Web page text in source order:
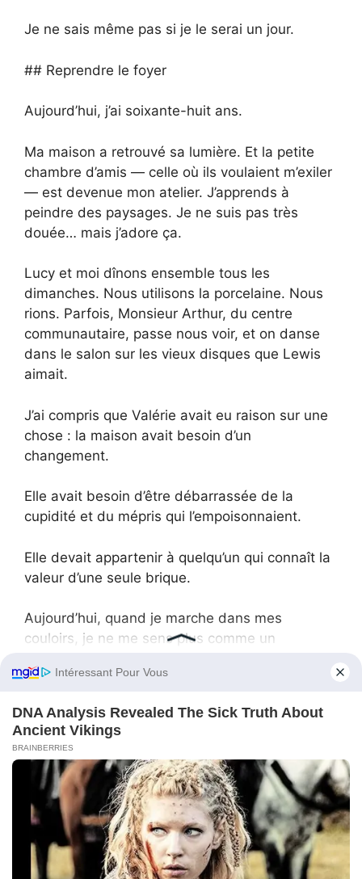
Je ne sais même pas si je le serai un jour.
## Reprendre le foyer
Aujourd’hui, j’ai soixante-huit ans.
Ma maison a retrouvé sa lumière. Et la petite
chambre d’amis — celle où ils voulaient m’exiler
— est devenue mon atelier. J’apprends à
peindre des paysages. Je ne suis pas très
douée… mais j’adore ça.
Lucy et moi dînons ensemble tous les
dimanches. Nous utilisons la porcelaine. Nous
rions. Parfois, Monsieur Arthur, du centre
communautaire, passe nous voir, et on danse
dans le salon sur les vieux disques que Lewis
aimait.
J’ai compris que Valérie avait eu raison sur une
chose : la maison avait besoin d’un
changement.
Elle avait besoin d’être débarrassée de la
cupidité et du mépris qui l’empoisonnaient.
Elle devait appartenir à quelqu’un qui connaît la
valeur d’une seule brique.
Aujourd’hui, quand je marche dans mes
couloirs, je ne me sens plus comme un
paix.
Le gris a disparu.
La lavande est revenue.
Et mon lit — mon beau lit en acajou, lourd,
solide — est exactement là où il doit être.
Je m’appelle Emily Fuentes.